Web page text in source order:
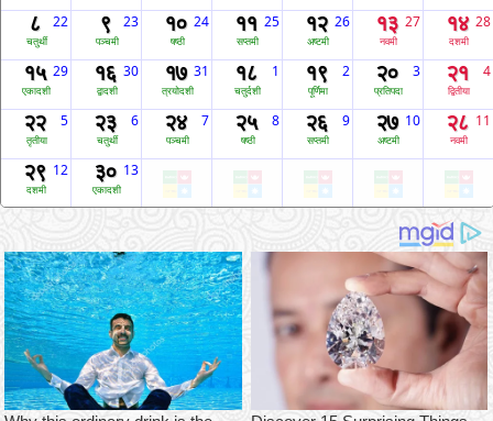
८
चतुर्थी
22 ९
पञ्चमी
23 १०
षष्ठी
24 ११
सप्तमी
25 १२
अष्टमी
26 १३
नवमी
27 १४
दशमी
28
१५
एकादशी
29 १६
द्वादशी
30 १७
त्रयोदशी
31 १८
चतुर्दशी
1 १९
पूर्णिमा
2 २०
प्रतिपदा
3 २१
द्वितीया
4
२२
तृतीया
5 २३
चतुर्थी
6 २४
पञ्चमी
7 २५
षष्ठी
8 २६
सप्तमी
9 २७
अष्टमी
10 २८
नवमी
11
२९
दशमी
12 ३०
एकादशी
13